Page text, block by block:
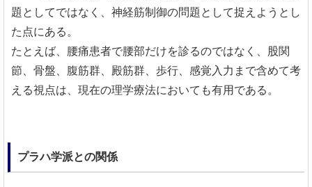
題としてではなく、神経筋制御の問題として捉えようとし
た点にある。
たとえば、腰痛患者で腰部だけを診るのではなく、股関
節、骨盤、腹筋群、殿筋群、歩行、感覚入力まで含めて考
える視点は、現在の理学療法においても有用である。
プラハ学派との関係